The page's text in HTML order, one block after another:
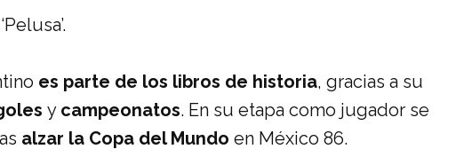
es parte de los libros de historia, gracias a su
y campeonatos. En su etapa como jugador se
alzar la Copa del Mundo en México 86.